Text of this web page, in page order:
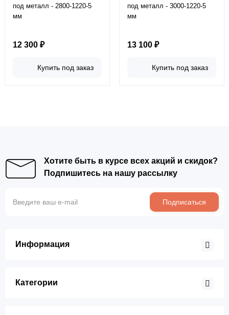
под металл - 2800-1220-5
мм
12 300 ₽
Купить под заказ
под металл - 3000-1220-5
мм
13 100 ₽
Купить под заказ
Хотите быть в курсе всех акций и скидок?
Подпишитесь на нашу рассылку
Подписаться
Информация
Категории